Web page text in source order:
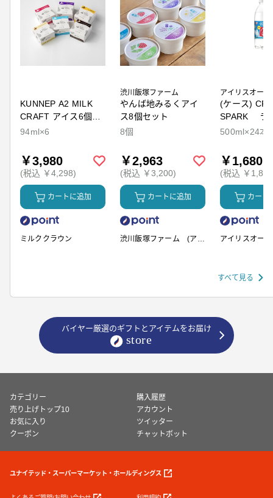
KUNNEP A2 MILK
CRAFT アイス6個セ
ット
94ml×6
￥3,980
(税込 ￥4,298)
カートに追加
ミルククラウン
渋川飯塚ファーム
やんば地みるくアイ
ス8個セット
8個
￥2,963
(税込 ￥3,200)
カートに追加
渋川飯塚ファーム (アイ
アイリスオーヤ
(ケース)
SPARK ラ
500ml×24本
￥1,680
(税込 ￥
カート
アイリスオー
すべて見る
バイヤー厳選のギフトとアイテムをお届け
カテゴリー
購入履歴
売り上げトップ10
アカウント
お気に入り
ツイッター
クーポン
チャットボット
ユナイテッド・スーパーマーケット・ホールディングス